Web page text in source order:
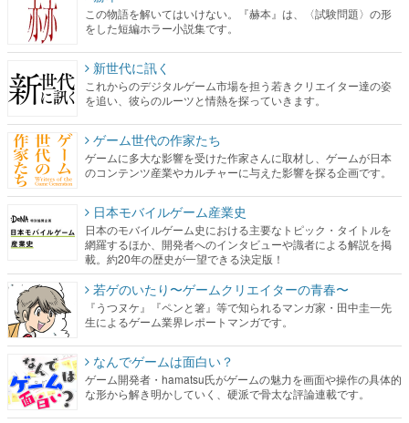
この物語を解いてはいけない。『赫本』は、〈試験問題〉の形
をした短編ホラー小説集です。
新世代に訊く
これからのデジタルゲーム市場を担う若きクリエイター達の姿
を追い、彼らのルーツと情熱を探っていきます。
ゲーム世代の作家たち
ゲームに多大な影響を受けた作家さんに取材し、ゲームが日本
のコンテンツ産業やカルチャーに与えた影響を探る企画です。
日本モバイルゲーム産業史
日本のモバイルゲーム史における主要なトピック・タイトルを
網羅するほか、開発者へのインタビューや識者による解説を掲
載。約20年の歴史が一望できる決定版！
若ゲのいたり〜ゲームクリエイターの青春〜
『うつヌケ』『ペンと箸』等で知られるマンガ家・田中圭一先
生によるゲーム業界レポートマンガです。
なんでゲームは面白い？
ゲーム開発者・hamatsu氏がゲームの魅力を画面や操作の具体的
な形から解き明かしていく、硬派で骨太な評論連載です。